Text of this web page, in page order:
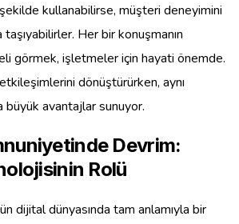
kullanabilirse, müşteri deneyimini
Her bir konuşmanın
görmek, işletmeler için hayati önemde.
dönüştürürken, aynı
büyük avantajlar sunuyor.
Devrim:
Rolü
dijital dünyasında tam anlamıyla bir